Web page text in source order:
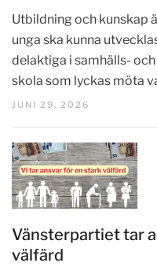
Utbildning och kunskap
unga ska kunna
delaktiga i samhälls-
skola som lyckas möta
JUNI 29, 2026
Vänsterpartiet tar
välfärd